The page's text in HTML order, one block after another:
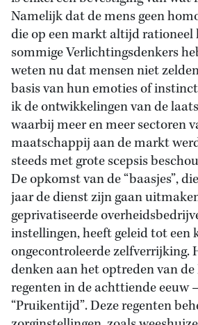
Namelijk dat de mens geen
die op een markt altijd rationeel
sommige Verlichtingsdenkers
weten nu dat mensen niet
basis van hun emoties of
ik de ontwikkelingen van de
waarbij meer en meer sectoren
maatschappij aan de markt
steeds met grote scepsis
De opkomst van de “baasjes”,
jaar de dienst zijn gaan
geprivatiseerde
instellingen, heeft geleid tot een
ongecontroleerde zelfverrijking.
denken aan het optreden van
regenten in de achttiende eeuw
“Pruikentijd”. Deze regenten